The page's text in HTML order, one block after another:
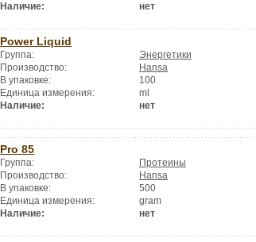
Наличие:
нет
Power Liquid
Группа:
Энергетики
Производство:
Hansa
В упаковке:
100
Единица измерения:
ml
Наличие:
нет
Pro 85
Группа:
Протеины
Производство:
Hansa
В упаковке:
500
Единица измерения:
gram
Наличие:
нет